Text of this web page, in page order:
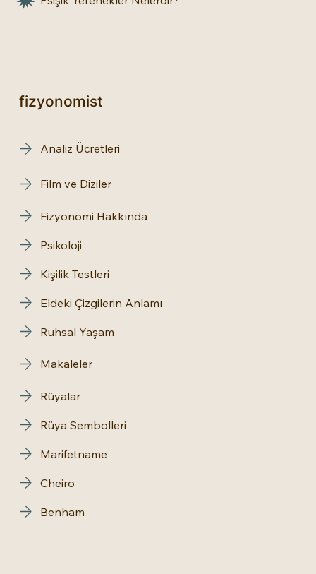
fizyonomist
Analiz Ücretleri
Film ve Diziler
Makaleler
Fizyonomi Hakkında
Psikoloji
Kişilik Testleri
Eldeki Çizgilerin Anlamı
Ruhsal Yaşam
Rüyalar
Rüya Sembolleri
Marifetname
Cheiro
Benham